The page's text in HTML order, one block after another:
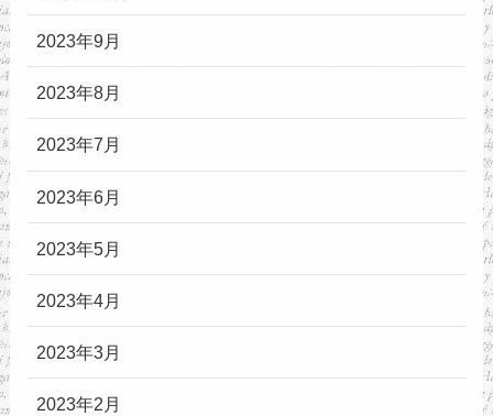
2023年9月
2023年8月
2023年7月
2023年6月
2023年5月
2023年4月
2023年3月
2023年2月